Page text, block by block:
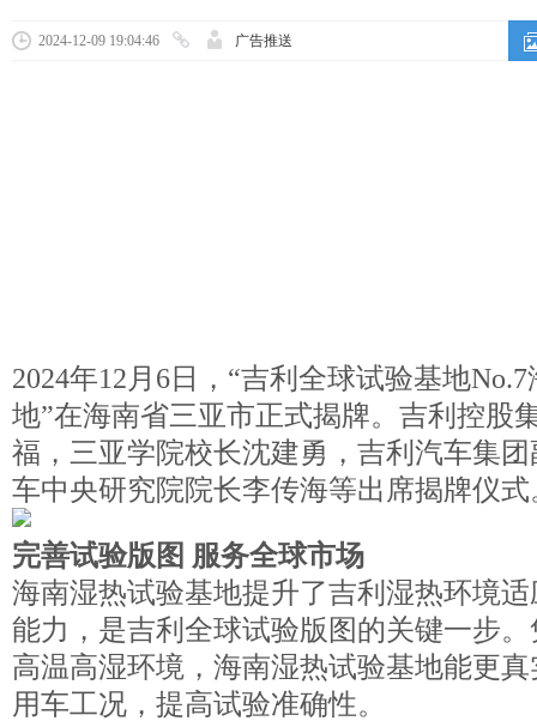
2024-12-09 19:04:46 广告推送
2024年12月6日，“吉利全球试验基地
地”在海南省三亚市正式揭牌。吉利控股
福，三亚学院校长沈建勇，吉利汽车集
车中央研究院院长李传海等出席揭牌仪式
完善试验版图 服务全球市场
海南湿热试验基地提升了吉利湿热环境
能力，是吉利全球试验版图的关键一步
高温高湿环境，海南湿热试验基地能更
用车工况，提高试验准确性。